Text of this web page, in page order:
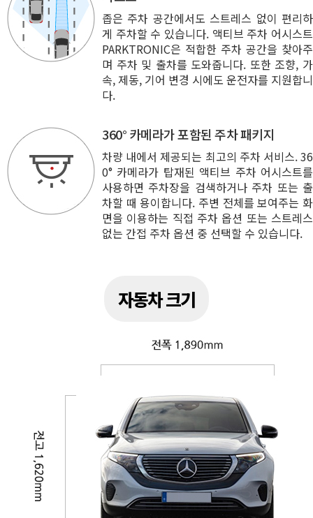
좁은 주차 공간에서도 스트레스 없이 편리하
게 주차할 수 있습니다. 액티브 주차 어시스트
PARKTRONIC은 적합한 주차 공간을 찾아주
며 주차 및 출차를 도와줍니다. 또한 조향, 가
속, 제동, 기어 변경 시에도 운전자를 지원합니
다.
360° 카메라가 포함된 주차 패키지
차량 내에서 제공되는 최고의 주차 서비스. 36
0° 카메라가 탑재된 액티브 주차 어시스트를
사용하면 주차장을 검색하거나 주차 또는 출
차할 때 용이합니다. 주변 전체를 보여주는 화
면을 이용하는 직접 주차 옵션 또는 스트레스
없는 간접 주차 옵션 중 선택할 수 있습니다.
자동차 크기